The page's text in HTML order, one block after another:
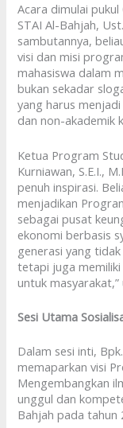
Acara dimulai
STAI Al-Bahjah,
sambutannya,
visi dan misi
mahasiswa dalam
bukan sekadar
yang harus
dan non-akademik
Ketua Program
Kurniawan, S.E.I.,
penuh inspirasi.
menjadikan
sebagai pusat
ekonomi berbasis
generasi yang
tetapi juga
untuk masyarakat,”
Sesi Utama
Dalam sesi inti,
memaparkan visi
Mengembangkan
unggul dan
Bahjah pada tahun